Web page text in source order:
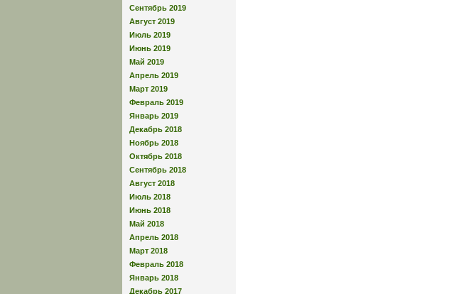
Сентябрь 2019
Август 2019
Июль 2019
Июнь 2019
Май 2019
Апрель 2019
Март 2019
Февраль 2019
Январь 2019
Декабрь 2018
Ноябрь 2018
Октябрь 2018
Сентябрь 2018
Август 2018
Июль 2018
Июнь 2018
Май 2018
Апрель 2018
Март 2018
Февраль 2018
Январь 2018
Декабрь 2017